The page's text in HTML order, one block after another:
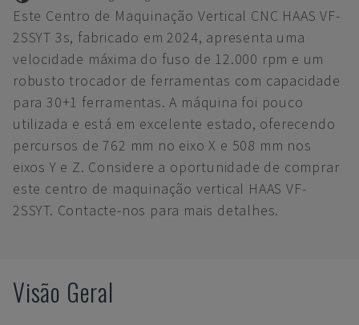
Este Centro de Maquinação Vertical CNC HAAS VF-
2SSYT 3s, fabricado em 2024, apresenta uma
velocidade máxima do fuso de 12.000 rpm e um
robusto trocador de ferramentas com capacidade
para 30+1 ferramentas. A máquina foi pouco
utilizada e está em excelente estado, oferecendo
percursos de 762 mm no eixo X e 508 mm nos
eixos Y e Z. Considere a oportunidade de comprar
este centro de maquinação vertical HAAS VF-
2SSYT. Contacte-nos para mais detalhes.
Visão Geral